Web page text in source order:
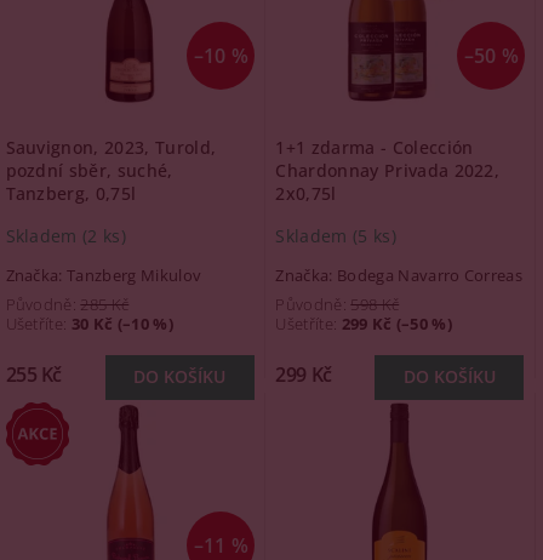
–10 %
Sauvignon, 2023, Turold,
pozdní sběr, suché,
Tanzberg, 0,75l
Skladem (2 ks)
Značka:Tanzberg Mikulov
Původně:285 Kč
Ušetříte: 30 Kč (–10 %)
255 Kč
–50 %
1+1 zdarma - Colección
Chardonnay Privada 2022,
2x0,75l
Skladem (5 ks)
Značka: Bodega Navarro Correas
Původně:598 Kč
Ušetříte: 299 Kč (–50 %)
299 Kč
–11 %